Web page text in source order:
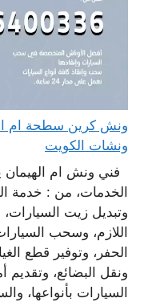
ونشات الكويت
فني ونش ام الهيمان
الخدمات، من : خدمة
وتبديل زيت
اللازم، وسحب
الحفر، وتوفير قطع
ونقل البضائع، وتقديم
السيارات بأنواعها،